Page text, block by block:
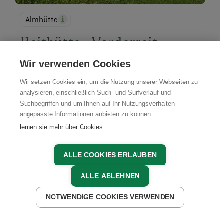
Almhütte
Reithütte - Vorderreit
Krispl, Tennengau, Salzburger Land
JETZT BUCHEN
JETZT ANFRAGEN
Wir verwenden Cookies
Wir setzen Cookies ein, um die Nutzung unserer Webseiten zu
analysieren, einschließlich Such- und Surfverlauf und
Suchbegriffen und um Ihnen auf Ihr Nutzungsverhalten
angepasste Informationen anbieten zu können.
lernen sie mehr über Cookies
ALLE COOKIES ERLAUBEN
ALLE ABLEHNEN
NOTWENDIGE COOKIES VERWENDEN